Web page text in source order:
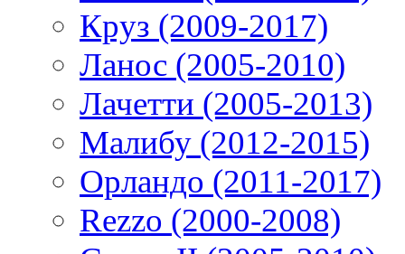
Круз (2009-2017)
Ланос (2005-2010)
Лачетти (2005-2013)
Малибу (2012-2015)
Орландо (2011-2017)
Rezzo (2000-2008)